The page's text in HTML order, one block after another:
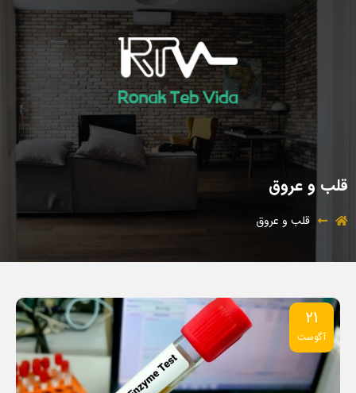
قلب و عروق
قلب و عروق
21
آگوست